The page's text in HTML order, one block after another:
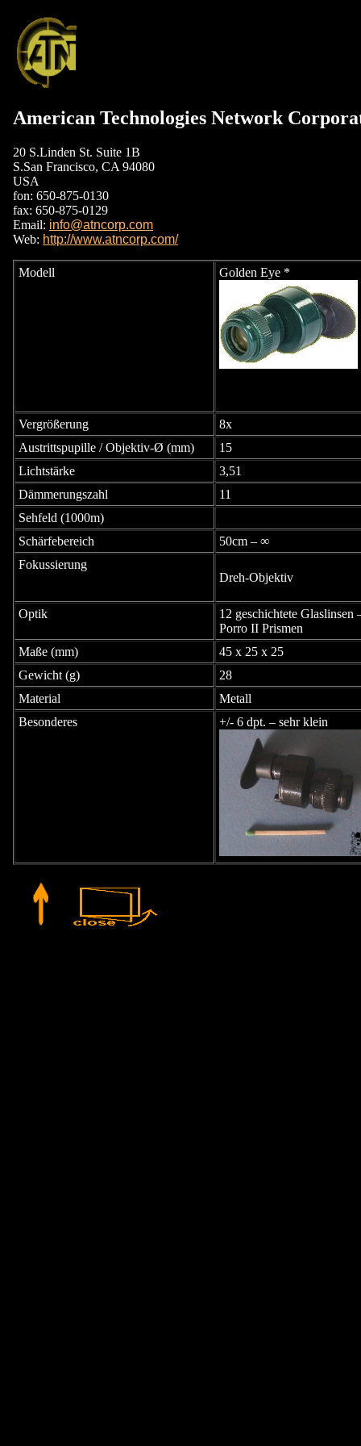
American Technologies Network
20 S.Linden St. Suite 1B
S.San Francisco, CA 94080
USA
fon: 650-875-0130
fax: 650-875-0129
Email: info@atncorp.com
Web: http://www.atncorp.com/
Modell Golden Eye *
Vergrößerung
8x
Austrittspupille / Objektiv-Ø (mm)
15
Lichtstärke
3,51
Dämmerungszahl
11
Sehfeld (1000m)
Schärfebereich
50cm – ∞
Fokussierung
Dreh-Objektiv
Optik
12 geschichtete Glaslinsen
Porro II Prismen
Maße (mm)
45 x 25 x 25
Gewicht (g)
28
Material
Metall
Besonderes
+/- 6 dpt. – sehr klein